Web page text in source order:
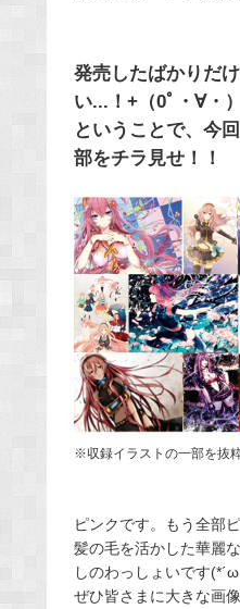
発売したばかりだ
い...！+（0ﾟ・∀・）
ということで、今
部をチラ見せ！！
※収録イラストの一部を抜
ピンクです。もう全部ピ
髪の毛を活かした華麗
しのわっしょいです
ぜひ皆さまに大きな画